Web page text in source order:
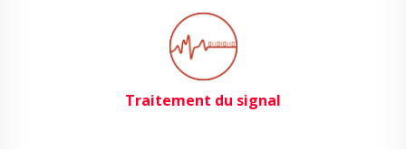
Traitement du signal